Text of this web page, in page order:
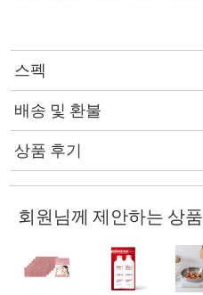
스펙
배송 및 환불
상품 후기
회원님께 제안하는 상품